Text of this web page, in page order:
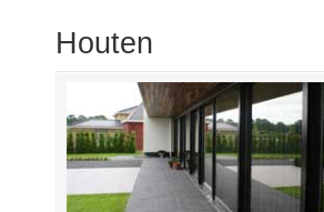
Houten